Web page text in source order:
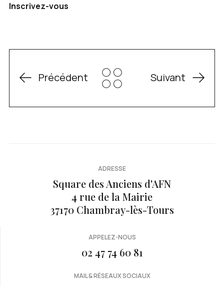
Inscrivez-vous
Précédent Suivant
ADRESSE
Square des Anciens d'AFN
4 rue de la Mairie
37170 Chambray-lès-Tours
APPELEZ-NOUS
02 47 74 60 81
MAIL & RÉSEAUX SOCIAUX